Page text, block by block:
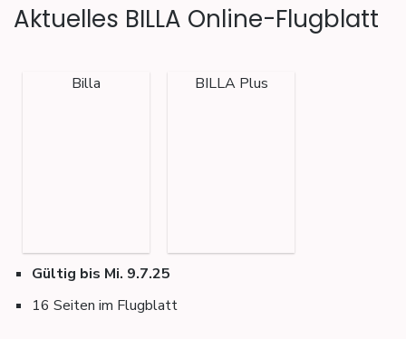
Aktuelles BILLA Online-Flugblatt
Billa BILLA Plus
Gültig bis Mi. 9.7.25
16 Seiten im Flugblatt